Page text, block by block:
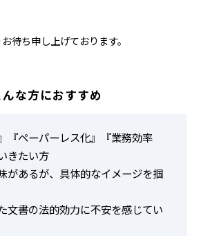
待ち申し上げております。
んな方におすすめ
『ペーパーレス化』『業務効率
きたい方
があるが、具体的なイメージを掴
文書の法的効力に不安を感じてい